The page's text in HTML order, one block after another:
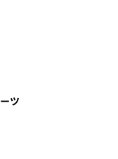
ツ